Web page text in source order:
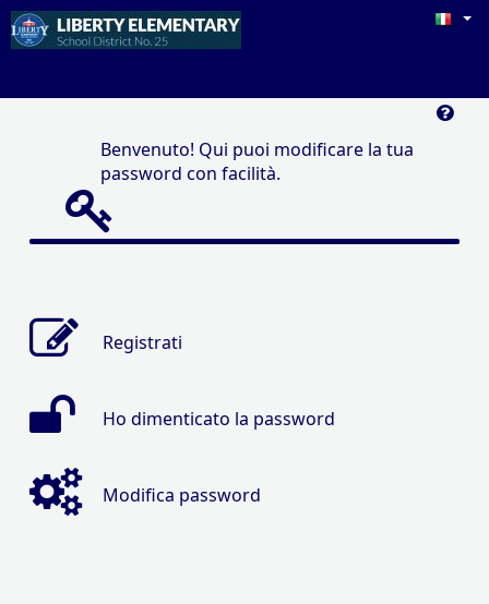
Benvenuto! Qui puoi modificare la tua
password con facilità.
Registrati
Ho dimenticato la password
Modifica password